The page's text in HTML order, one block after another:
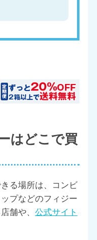
はどこで買
る場所は、コンビ
プなどのフィジー
舗や、 公式サイト